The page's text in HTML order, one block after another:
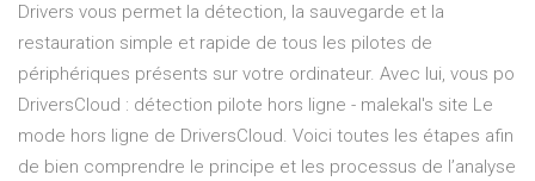
Drivers vous permet la détection, la sauvegarde et la
restauration simple et rapide de tous les pilotes de
périphériques présents sur votre ordinateur. Avec lui, vous po
DriversCloud : détection pilote hors ligne - malekal's site Le
mode hors ligne de DriversCloud. Voici toutes les étapes afin
de bien comprendre le principe et les processus de l’analyse